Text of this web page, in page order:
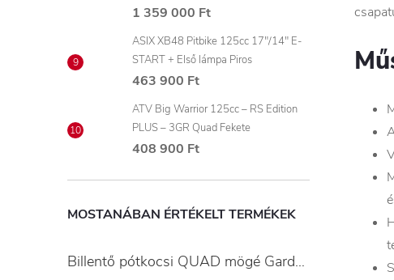
1 359 000 Ft
ASIX XB48 Pitbike 125cc 17"/14" E-
START + Első lámpa Piros
463 900 Ft
ATV Big Warrior 125cc – RS Edition
PLUS – 3GR Quad Fekete
408 900 Ft
MOSTANÁBAN ÉRTÉKELT TERMÉKEK
Billentő pótkocsi QUAD mögé Gardner